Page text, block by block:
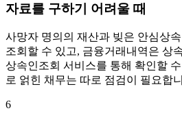
자료를 구하기 어려울 때
사망자 명의의 재산과 빚은 안심상
조회할 수 있고, 금융거래내역은 상
상속인조회 서비스를 통해 확인할
로 얽힌 채무는 따로 점검이 필요합
6